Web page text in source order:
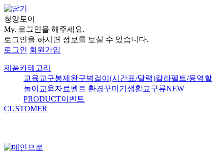
청양토이
My. 로그인을 해주세요.
로그인을 하시면 정보를 보실 수 있습니다.
로그인 회원가입
제품카테고리
교육교구봉제완구벽걸이(시간표/달력)칼라펠트/융역할
놀이 교육자료펠트 환경꾸미기 생활교구류NEW
PRODUCT이벤트
CUSTOMER